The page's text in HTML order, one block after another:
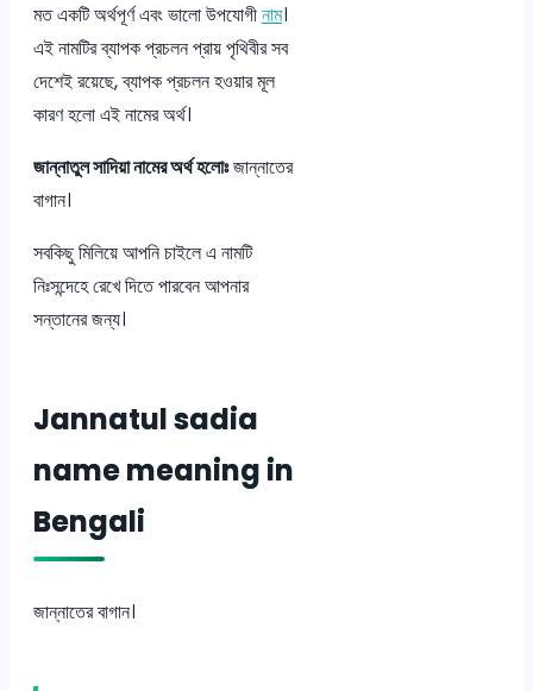
মত একটি অর্থপূর্ণ এবং ভালো উপযোগীনাম।
এই নামটির ব্যাপক প্রচলন প্রায় পৃথিবীর সব
দেশেই রয়েছে, ব্যাপক প্রচলন হওয়ার মূল
কারণ হলো এই নামের অর্থ।
জান্নাতুল সাদিয়া নামের অর্থ হলোঃজান্নাতের
বাগান।
সবকিছু মিলিয়ে আপনি চাইলে এ নামটি
নিঃসন্দেহে রেখে দিতে পারবেন আপনার
সন্তানের জন্য।
Jannatul sadia
name meaning in
Bengali
জান্নাতের বাগান।